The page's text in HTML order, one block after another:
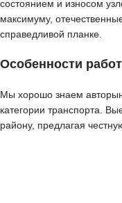
состоянием и износом
максимуму,
справедливой планке.
Особенности
Мы хорошо знаем
категории транспорта.
району, предлагая